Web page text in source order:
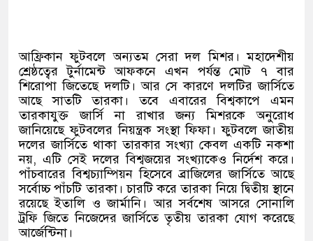
আফ্রিকান ফুটবলে অন্যতম সেরা দল মিশর। মহাদেশীয়
শ্রেষ্ঠত্বের টুর্নামেন্ট আফকনে এখন পর্যন্ত মোট ৭ বার
শিরোপা জিতেছে দলটি। আর সে কারণে দলটির জার্সিতে
আছে সাতটি তারকা। তবে এবারের বিশ্বকাপে এমন
তারকাযুক্ত জার্সি না রাখার জন্য মিশরকে অনুরোধ
জানিয়েছে ফুটবলের নিয়ন্ত্রক সংস্থা ফিফা। ফুটবলে জাতীয়
দলের জার্সিতে থাকা তারকার সংখ্যা কেবল একটি নকশা
নয়, এটি সেই দলের বিশ্বজয়ের সংখ্যাকেও নির্দেশ করে।
পাঁচবারের বিশ্বচ্যাম্পিয়ন হিসেবে ব্রাজিলের জার্সিতে আছে
সর্বোচ্চ পাঁচটি তারকা। চারটি করে তারকা নিয়ে দ্বিতীয় স্থানে
রয়েছে ইতালি ও জার্মানি। আর সর্বশেষ আসরে সোনালি
ট্রফি জিতে নিজেদের জার্সিতে তৃতীয় তারকা যোগ করেছে
আর্জেন্টিনা।